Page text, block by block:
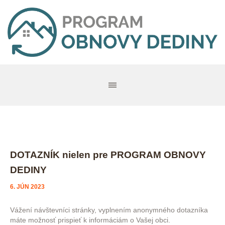
DOTAZNÍK nielen pre PROGRAM OBNOVY
DEDINY
6. JÚN 2023
Vážení návštevníci stránky, vyplnením anonymného dotazníka
máte možnosť prispieť k informáciám o Vašej obci.